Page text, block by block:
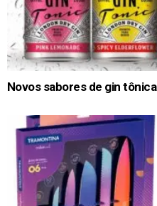
Novos sabores de gin